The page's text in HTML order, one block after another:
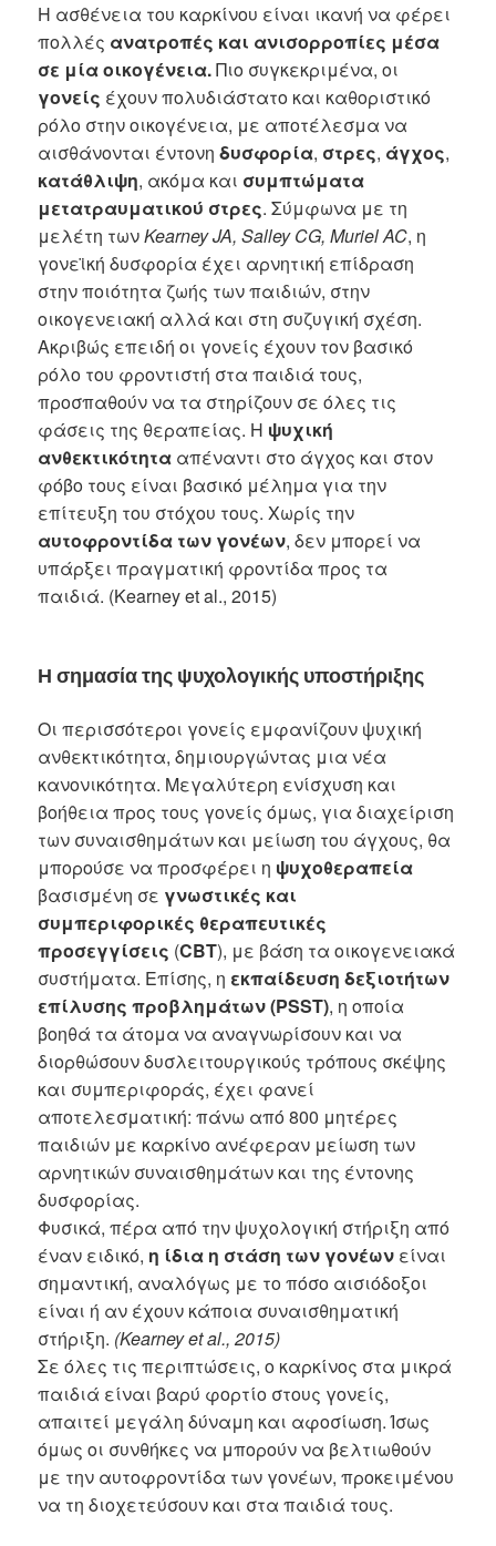
Η ασθένεια του καρκίνου είναι ικανή να φέρει
πολλές ανατροπές και ανισορροπίες μέσα
σε μία οικογένεια.Πιο συγκεκριμένα, οι
γονείς έχουν πολυδιάστατο και καθοριστικό
ρόλο στην οικογένεια, με αποτέλεσμα να
αισθάνονται έντονηδυσφορία, στρες, άγχος,
κατάθλιψη, ακόμα και συμπτώματα
μετατραυματικού στρες. Σύμφωνα με τη
μελέτη τωνKearney JA, Salley CG, Muriel AC, η
γονεϊκή δυσφορία έχει αρνητική επίδραση
στην ποιότητα ζωής των παιδιών, στην
οικογενειακή αλλά και στη συζυγική σχέση.
Ακριβώς επειδή οι γονείς έχουν τον βασικό
ρόλο του φροντιστή στα παιδιά τους,
προσπαθούν να τα στηρίζουν σε όλες τις
φάσεις της θεραπείας. Η ψυχική
ανθεκτικότητα απέναντι στο άγχος και στον
φόβο τους είναι βασικό μέλημα για την
επίτευξη του στόχου τους. Χωρίς την
αυτοφροντίδα των γονέων, δεν μπορεί να
υπάρξει πραγματική φροντίδα προς τα
παιδιά. (Kearney et al., 2015)
Η σημασία της ψυχολογικής υποστήριξης
Οι περισσότεροι γονείς εμφανίζουν ψυχική
ανθεκτικότητα, δημιουργώντας μια νέα
κανονικότητα. Μεγαλύτερη ενίσχυση και
βοήθεια προς τους γονείς όμως, για διαχείριση
των συναισθημάτων και μείωση του άγχους, θα
μπορούσε να προσφέρει η ψυχοθεραπεία
βασισμένη σε γνωστικές και
συμπεριφορικές θεραπευτικές
προσεγγίσεις (CBT), με βάση τα οικογενειακά
συστήματα. Επίσης, η εκπαίδευση δεξιοτήτων
επίλυσης προβλημάτων (PSST), η οποία
βοηθά τα άτομα να αναγνωρίσουν και να
διορθώσουν δυσλειτουργικούς τρόπους σκέψης
και συμπεριφοράς, έχει φανεί
αποτελεσματική: πάνω από 800 μητέρες
παιδιών με καρκίνο ανέφεραν μείωση των
αρνητικών συναισθημάτων και της έντονης
δυσφορίας.
Φυσικά, πέρα από την ψυχολογική στήριξη από
έναν ειδικό, η ίδια η στάση των γονέων είναι
σημαντική, αναλόγως με το πόσο αισιόδοξοι
είναι ή αν έχουν κάποια συναισθηματική
στήριξη. (Kearney et al., 2015)
Σε όλες τις περιπτώσεις, ο καρκίνος στα μικρά
παιδιά είναι βαρύ φορτίο στους γονείς,
απαιτεί μεγάλη δύναμη και αφοσίωση. Ίσως
όμως οι συνθήκες να μπορούν να βελτιωθούν
με την αυτοφροντίδα των γονέων, προκειμένου
να τη διοχετεύσουν και στα παιδιά τους.